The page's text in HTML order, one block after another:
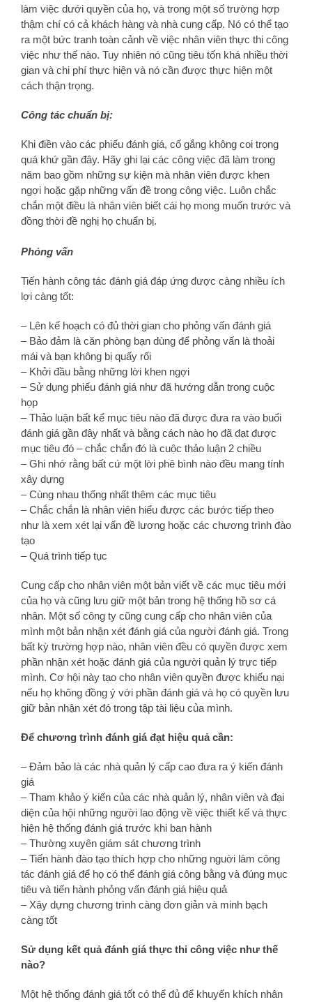
làm việc dưới quyền của họ, và trong một số trường hợp
thậm chí có cả khách hàng và nhà cung cấp. Nó có thể tạo
ra một bức tranh toàn cảnh về việc nhân viên thực thi công
việc như thế nào. Tuy nhiên nó cũng tiêu tốn khá nhiều thời
gian và chi phí thực hiện và nó cần được thực hiện một
cách thận trọng.
Công tác chuẩn bị:
Khi điền vào các phiếu đánh giá, cố gắng không coi trọng
quá khứ gần đây. Hãy ghi lại các công việc đã làm trong
năm bao gồm những sự kiện mà nhân viên được khen
ngợi hoặc gặp những vấn đề trong công việc. Luôn chắc
chắn một điều là nhân viên biết cái họ mong muốn trước và
đồng thời đề nghị họ chuẩn bị.
Phỏng vấn
Tiến hành công tác đánh giá đáp ứng được càng nhiều ích
lợi càng tốt:
– Lên kế hoạch có đủ thời gian cho phỏng vấn đánh giá
– Bảo đảm là căn phòng bạn dùng để phỏng vấn là thoải
mái và bạn không bị quấy rối
– Khởi đầu bằng những lời khen ngợi
– Sử dụng phiếu đánh giá như đã hướng dẫn trong cuộc
họp
– Thảo luận bất kể mục tiêu nào đã được đưa ra vào buổi
đánh giá gần đây nhất và bằng cách nào họ đã đạt được
mục tiêu đó – chắc chắn đó là cuộc thảo luận 2 chiều
– Ghi nhớ rằng bất cứ một lời phê bình nào đều mang tính
xây dựng
– Cùng nhau thống nhất thêm các mục tiêu
– Chắc chắn là nhân viên hiểu được các bước tiếp theo
như là xem xét lại vấn đề lương hoặc các chương trình đào
tạo
– Quá trình tiếp tục
Cung cấp cho nhân viên một bản viết về các mục tiêu mới
của họ và cũng lưu giữ một bản trong hệ thống hồ sơ cá
nhân. Một số công ty cũng cung cấp cho nhân viên của
mình một bản nhận xét đánh giá của người đánh giá. Trong
bất kỳ trường hợp nào, nhân viên đều có quyền được xem
phần nhận xét hoặc đánh giá của người quản lý trực tiếp
mình. Cơ hội này tạo cho nhân viên quyền được khiếu nại
nếu họ không đồng ý với phần đánh giá và họ có quyền lưu
giữ bản nhận xét đó trong tập tài liệu của mình.
Để chương trình đánh giá đạt hiệu quả cần:
– Đảm bảo là các nhà quản lý cấp cao đưa ra ý kiến đánh
giá
– Tham khảo ý kiến của các nhà quản lý, nhân viên và đại
diện của hội những người lao động về việc thiết kế và thực
hiện hệ thống đánh giá trước khi ban hành
– Thường xuyên giám sát chương trình
– Tiến hành đào tạo thích hợp cho những nguời làm công
tác đánh giá để họ có thể đánh giá công bằng và đúng mục
tiêu và tiến hành phỏng vấn đánh giá hiệu quả
– Xây dựng chương trình càng đơn giản và minh bạch
càng tốt
Sử dụng kết quả đánh giá thực thi công việc như thế
nào?
Một hệ thống đánh giá tốt có thể đủ để khuyến khích nhân